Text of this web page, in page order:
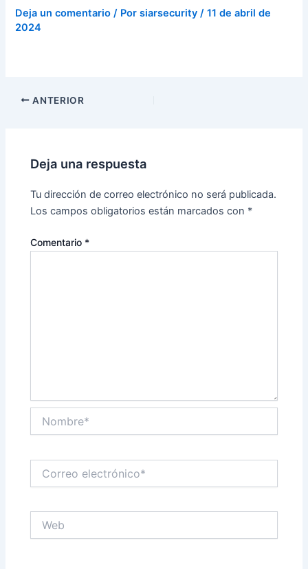
Deja un comentario / Porsiarsecurity/11 de abril de
2024
ANTERIOR
Deja una respuesta
Tu dirección de correo electrónico no será publicada.
Los campos obligatorios están marcados con *
Comentario *
electrónico*